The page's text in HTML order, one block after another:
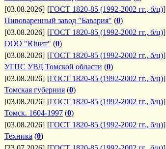
[03.08.2026] [ГОСТ 1820-85 (1992-2002 гг., б/ц)]
Пивоваренный завод "Бавария" (0)
[03.08.2026] [ГОСТ 1820-85 (1992-2002 гг., б/ц)]
ООО "Юнит" (0)
[03.08.2026] [ГОСТ 1820-85 (1992-2002 гг., б/ц)]
УГПС УВД Томской области (0)
[03.08.2026] [ГОСТ 1820-85 (1992-2002 гг., б/ц)]
Томская губерния (0)
[03.08.2026] [ГОСТ 1820-85 (1992-2002 гг., б/ц)]
Томск. 1604-1997 (0)
[03.08.2026] [ГОСТ 1820-85 (1992-2002 гг., б/ц)]
Техника (0)